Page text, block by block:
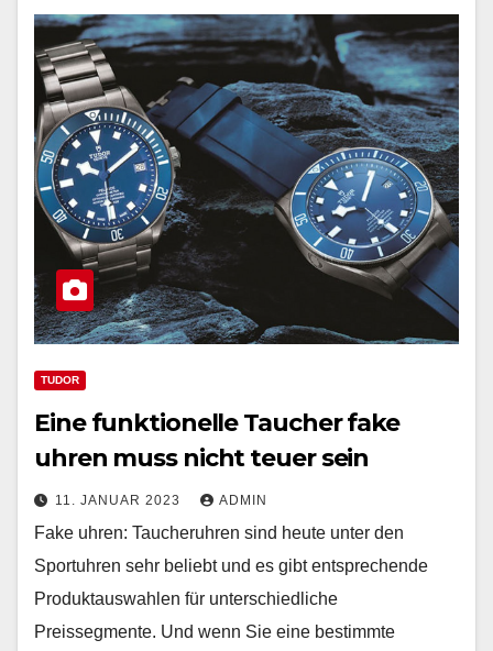
TUDOR
Eine funktionelle Taucher fake
uhren muss nicht teuer sein
11. JANUAR 2023 ADMIN
Fake uhren: Taucheruhren sind heute unter den
Sportuhren sehr beliebt und es gibt entsprechende
Produktauswahlen für unterschiedliche
Preissegmente. Und wenn Sie eine bestimmte